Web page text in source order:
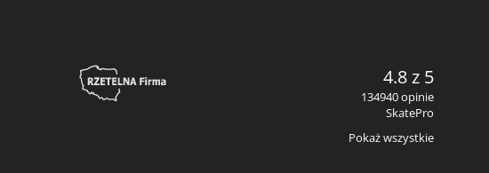
4.8 z 5
134940 opinie
SkatePro
Pokaż wszystkie